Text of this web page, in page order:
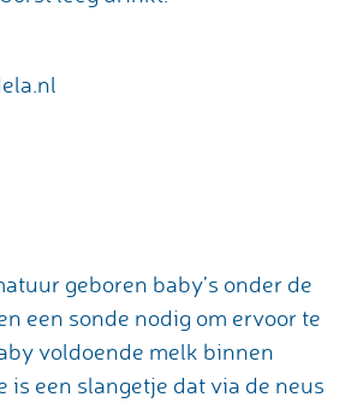
geboren baby’s onder de
een sonde nodig om ervoor te
voldoende melk binnen
is een slangetje dat via de neus